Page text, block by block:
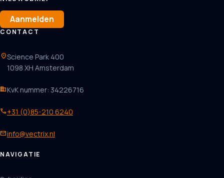
Aanmelden
CONTACT
location_onScience Park 400
1098 XH Amsterdam
businessKvK nummer: 34226716
phone+31 (0)85-210 6240
mailinfo@vectrix.nl
NAVIGATIE